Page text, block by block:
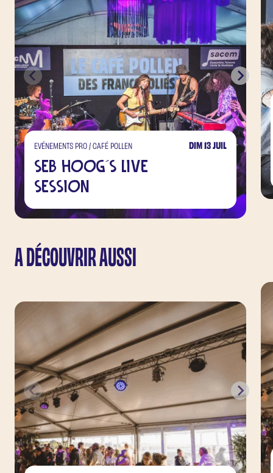
EVÉNEMENTS PRO / CAFÉ POLLEN DIM 13 JUIL
Seb Hoog's Live
Session
A DÉCOUVRIR AUSSI